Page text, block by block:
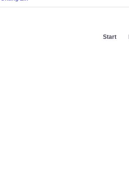
Start